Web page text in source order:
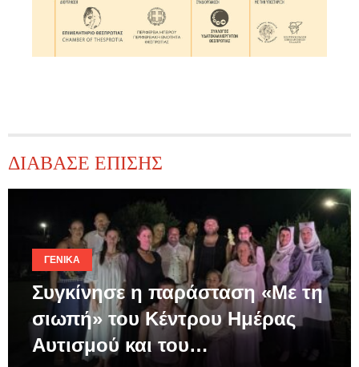
ΔΙΑΒΑΣΕ ΕΠΙΣΗΣ
ΓΕΝΙΚΆ
Συγκίνησε η παράσταση «Με τη
σιωπή» του Κέντρου Ημέρας
Αυτισμού και του…